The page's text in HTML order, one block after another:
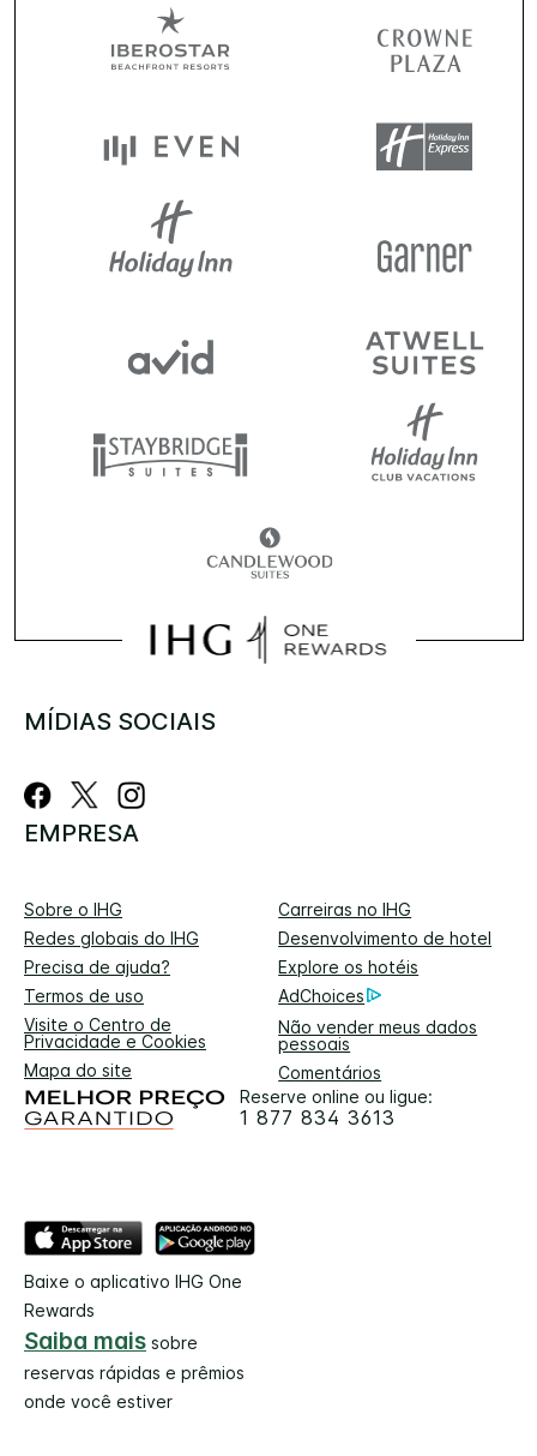
MÍDIAS SOCIAIS
EMPRESA
Sobre o IHG
Carreiras no IHG
Redes globais do IHG
Desenvolvimento de hotel
Precisa de ajuda?
Explore os hotéis
Termos de uso
AdChoices
Visite o Centro de
Privacidade e Cookies
Não vender meus dados
pessoais
Mapa do site
Comentários
Reserve online ou ligue:
1 877 834 3613
Baixe o aplicativo IHG One
Rewards
Saiba mais sobre
reservas rápidas e prêmios
onde você estiver